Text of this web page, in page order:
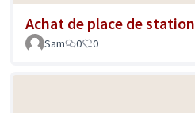
Achat de place de
Sam
0 0